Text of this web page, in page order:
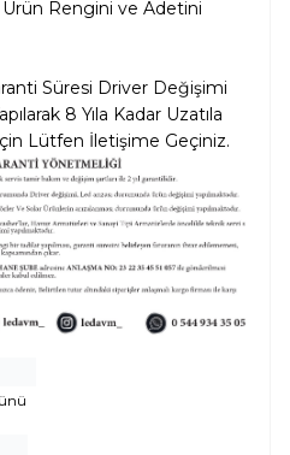
Rengini ve Adetini
Süresi Driver Değişimi
8 Yıla Kadar Uzatıla
Lütfen İletişime Geçiniz.